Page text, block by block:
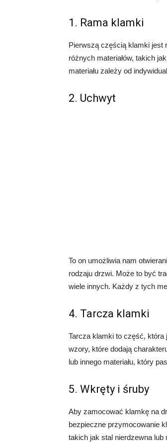
1. Rama klamki
Pierwszą częścią klamki jest
różnych materiałów, takich
materiału zależy od
2. Uchwyt
To on umożliwia nam
rodzaju drzwi. Może to być
wiele innych. Każdy z tych
4. Tarcza klamki
Tarcza klamki to część, która
wzory, które dodają
lub innego materiału, który
5. Wkręty i śruby
Aby zamocować klamkę na
bezpieczne przymocowanie
takich jak stal nierdzewna lub